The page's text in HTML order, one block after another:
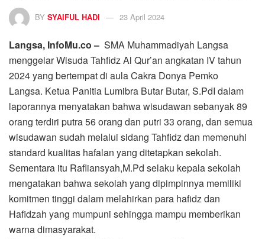
BY SYAIFUL HADI 23 April 2024
Langsa, InfoMu.co – SMA Muhammadiyah Langsa
menggelar Wisuda Tahfidz Al Qur’an angkatan IV tahun
2024 yang bertempat di aula Cakra Donya Pemko
Langsa. Ketua Panitia Lumibra Butar Butar, S.PdI dalam
laporannya menyatakan bahwa wisudawan sebanyak 89
orang terdiri putra 56 orang dan putri 33 orang, dan semua
wisudawan sudah melalui sidang Tahfidz dan memenuhi
standard kualitas hafalan yang ditetapkan sekolah.
Sementara itu Rafliansyah,M.Pd selaku kepala sekolah
mengatakan bahwa sekolah yang dipimpinnya memiliki
komitmen tinggi dalam melahirkan para hafidz dan
Hafidzah yang mumpuni sehingga mampu memberikan
warna dimasyarakat.